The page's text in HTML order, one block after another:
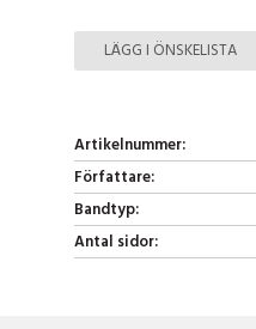
LÄGG I ÖNSKELISTA
Artikelnummer:
Författare:
Bandtyp:
Antal sidor: